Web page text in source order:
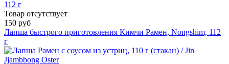
Товар отсутствует
150 руб
Лапша быстрого приготовления Кимчи Рамен, Nongshim, 112
г